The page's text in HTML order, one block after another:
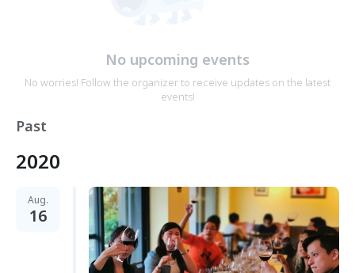
No upcoming events
No worries! Follow the organizer to receive updates on the latest
events!
Past
2020
Aug.
16